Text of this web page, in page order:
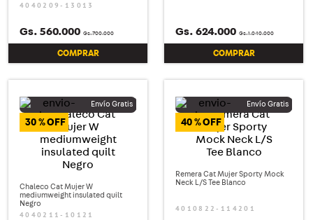
4040209-13013
Gs.700.000
Gs. 560.000
COMPRAR
Gs.1.040.000
Gs. 624.000
COMPRAR
30 %
Chaleco Cat Mujer W
mediumweight insulated quilt
Negro
4040211-10121
40 %
Remera Cat Mujer Sporty Mock
Neck L/S Tee Blanco
4010822-114201